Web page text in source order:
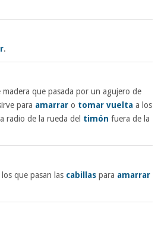
.
que pasada por un agujero de
para amarraro tomar vueltaa los
radio de la rueda del timón fuera de la
que pasan las cabillaspara amarrar